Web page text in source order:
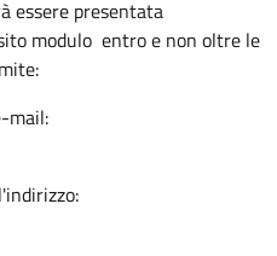
essere presentata
modulo entro e non oltre le
mail: